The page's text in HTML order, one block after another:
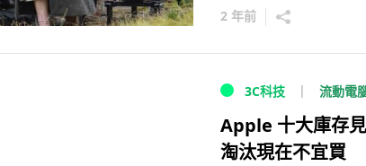
2 年前
3C科技 流動電
Apple 十大庫存
淘汰現在不宜買